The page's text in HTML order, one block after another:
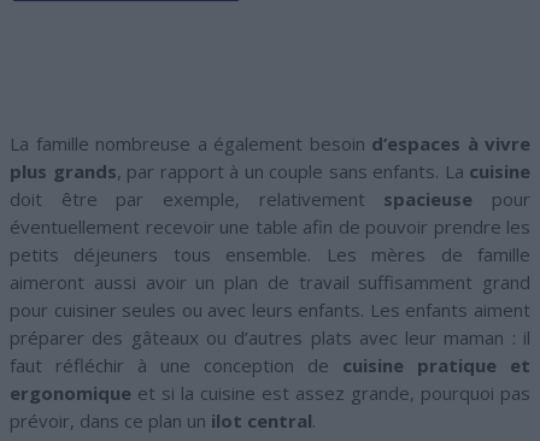
La famille nombreuse a également besoin d’espaces à vivre
plus grands, par rapport à un couple sans enfants. La cuisine
doit être par exemple, relativement spacieuse pour
éventuellement recevoir une table afin de pouvoir prendre les
petits déjeuners tous ensemble. Les mères de famille
aimeront aussi avoir un plan de travail suffisamment grand
pour cuisiner seules ou avec leurs enfants. Les enfants aiment
préparer des gâteaux ou d’autres plats avec leur maman : il
faut réfléchir à une conception de cuisine pratique et
ergonomique et si la cuisine est assez grande, pourquoi pas
prévoir, dans ce plan un ilot central.